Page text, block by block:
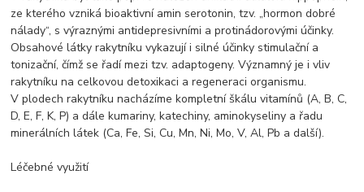
ze kterého vzniká bioaktivní amin serotonin, tzv. „hormon dobré
nálady“, s výraznými antidepresivními a protinádorovými účinky.
Obsahové látky rakytníku vykazují i silné účinky stimulační a
tonizační, čímž se řadí mezi tzv. adaptogeny. Významný je i vliv
rakytníku na celkovou detoxikaci a regeneraci organismu.
V plodech rakytníku nacházíme kompletní škálu vitamínů (A, B, C,
D, E, F, K, P) a dále kumariny, katechiny, aminokyseliny a řadu
minerálních látek (Ca, Fe, Si, Cu, Mn, Ni, Mo, V, Al, Pb a další).
Léčebné využití